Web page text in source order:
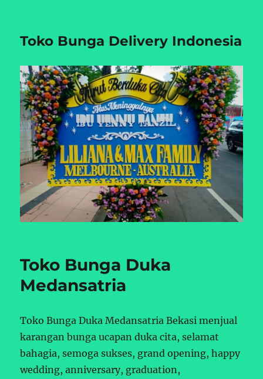
Toko Bunga Delivery Indonesia
Toko Bunga Duka
Medansatria
Toko Bunga Duka Medansatria Bekasi menjual
karangan bunga ucapan duka cita, selamat
bahagia, semoga sukses, grand opening, happy
wedding, anniversary, graduation,